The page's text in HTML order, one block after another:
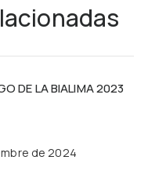
DE LA BIALIMA 2023
de 2024